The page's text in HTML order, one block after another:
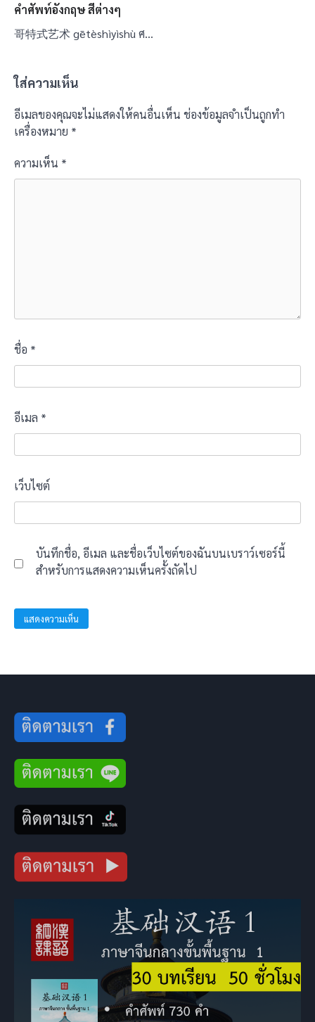
คำศัพท์อังกฤษ สีต่างๆ
哥特式艺术 gētèshìyìshù ศ…
ใส่ความเห็น
อีเมลของคุณจะไม่แสดงให้คนอื่นเห็น ช่องข้อมูลจำเป็นถูกทำ
เครื่องหมาย *
ความเห็น *
ชื่อ *
อีเมล *
เว็บไซต์
บันทึกชื่อ, อีเมล และชื่อเว็บไซต์ของฉันบนเบราว์เซอร์นี้
สำหรับการแสดงความเห็นครั้งถัดไป